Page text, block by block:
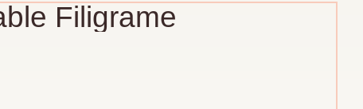
Filigrame